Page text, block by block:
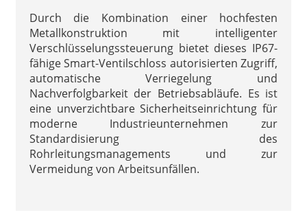
Durch die Kombination einer hochfesten
Metallkonstruktion mit intelligenter
Verschlüsselungssteuerung bietet dieses IP67-
fähige Smart-Ventilschloss autorisierten Zugriff,
automatische Verriegelung und
Nachverfolgbarkeit der Betriebsabläufe. Es ist
eine unverzichtbare Sicherheitseinrichtung für
moderne Industrieunternehmen zur
Standardisierung des
Rohrleitungsmanagements und zur
Vermeidung von Arbeitsunfällen.